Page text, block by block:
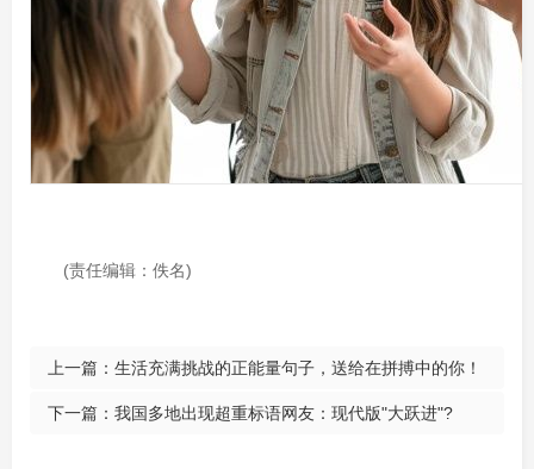
(责任编辑：佚名)
上一篇： 生活充满挑战的正能量句子，送给在拼搏中的你！
下一篇： 我国多地出现超重标语网友：现代版"大跃进"?